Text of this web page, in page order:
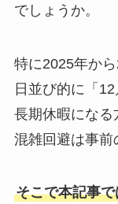
でしょうか。
特に2025年か
日並び的に「
長期休暇になる
混雑回避は事前
そこで本記事